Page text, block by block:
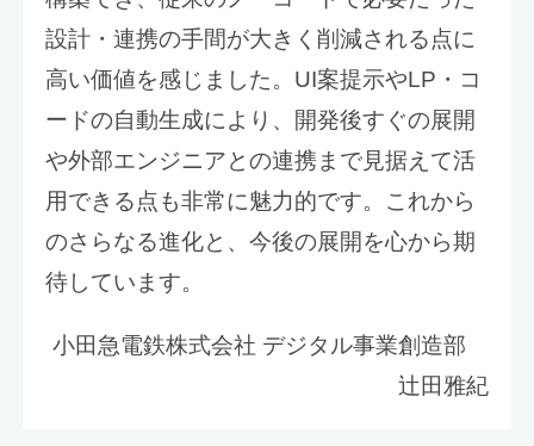
設計・連携の手間が大きく削減される点に
高い価値を感じました。UI案提示やLP・コ
ードの自動生成により、開発後すぐの展開
や外部エンジニアとの連携まで見据えて活
用できる点も非常に魅力的です。これから
のさらなる進化と、今後の展開を心から期
待しています。
小田急電鉄株式会社 デジタル事業創造部
辻田雅紀